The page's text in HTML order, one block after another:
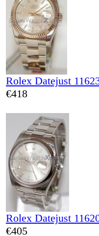
Rolex Datejust
€418
Rolex Datejust
€405